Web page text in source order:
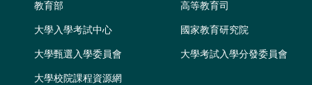
教育部 高等教育司
大學入學考試中心 國家教育研究院
大學甄選入學委員會 大學考試入學分發委員會
大學校院課程資源網